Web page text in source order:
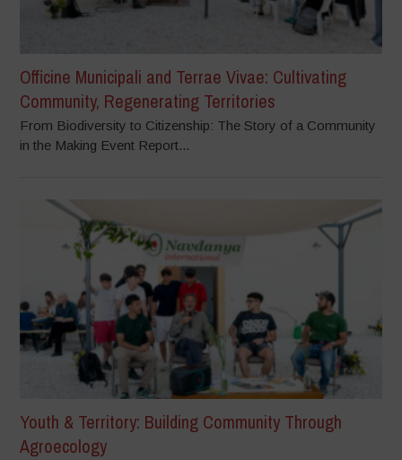
Officine Municipali and Terrae Vivae: Cultivating
Community, Regenerating Territories
From Biodiversity to Citizenship: The Story of a Community
in the Making Event Report...
Youth & Territory: Building Community Through
Agroecology